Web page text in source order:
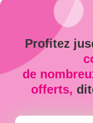
Profitez
de
offerts,